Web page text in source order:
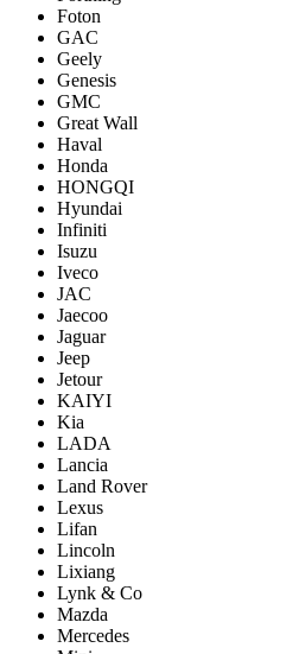
Foton
GAC
Geely
Genesis
GMC
Great Wall
Haval
Honda
HONGQI
Hyundai
Infiniti
Isuzu
Iveco
JAC
Jaecoo
Jaguar
Jeep
Jetour
KAIYI
Kia
LADA
Lancia
Land Rover
Lexus
Lifan
Lincoln
Lixiang
Lynk & Co
Mazda
Mercedes